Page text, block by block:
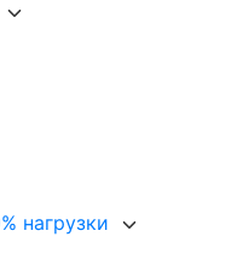
нагрузки